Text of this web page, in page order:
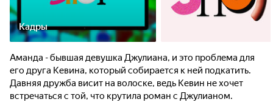
Кадры
Аманда - бывшая девушка Джулиана, и это проблема для
его друга Кевина, который собирается к ней подкатить.
Давняя дружба висит на волоске, ведь Кевин не хочет
встречаться с той, что крутила роман с Джулианом.